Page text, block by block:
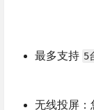
最多支持 5
无线投屏：